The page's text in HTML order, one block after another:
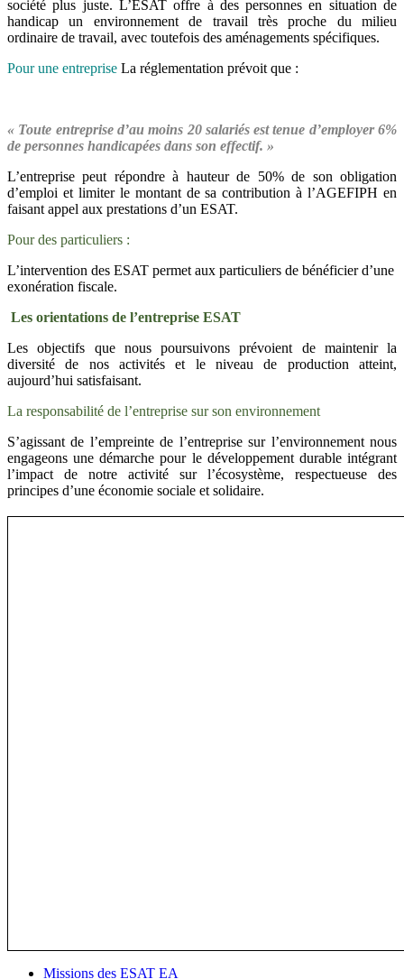
société plus juste. L’ESAT offre à des personnes en situation de
handicap un environnement de travail très proche du milieu
ordinaire de travail, avec toutefois des aménagements spécifiques.
Pour une entreprise La réglementation prévoit que :
« Toute entreprise d’au moins 20 salariés est tenue d’employer 6%
de personnes handicapées dans son effectif. »
L’entreprise peut répondre à hauteur de 50% de son obligation
d’emploi et limiter le montant de sa contribution à l’AGEFIPH en
faisant appel aux prestations d’un ESAT.
Pour des particuliers :
L’intervention des ESAT permet aux particuliers de bénéficier d’une
exonération fiscale.
Les orientations de l’entreprise ESAT
Les objectifs que nous poursuivons prévoient de maintenir la
diversité de nos activités et le niveau de production atteint,
aujourd’hui satisfaisant.
La responsabilité de l’entreprise sur son environnement
S’agissant de l’empreinte de l’entreprise sur l’environnement nous
engageons une démarche pour le développement durable intégrant
l’impact de notre activité sur l’écosystème, respectueuse des
principes d’une économie sociale et solidaire.
Missions des ESAT EA